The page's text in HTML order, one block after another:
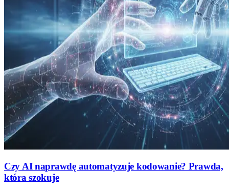
Czy AI naprawdę automatyzuje kodowanie? Prawda,
która szokuje